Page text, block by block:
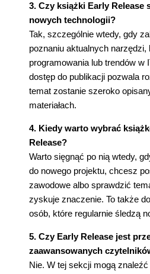
3. Czy książki Early Release
nowych technologii?
Tak, szczególnie wtedy, gdy
poznaniu aktualnych narzędzi,
programowania lub trendów w
dostęp do publikacji pozwala
temat zostanie szeroko
materiałach.
4. Kiedy warto wybrać
Release?
Warto sięgnąć po nią wtedy,
do nowego projektu, chcesz
zawodowe albo sprawdzić
zyskuje znaczenie. To także
osób, które regularnie śledzą
5. Czy Early Release jest
zaawansowanych
Nie. W tej sekcji mogą